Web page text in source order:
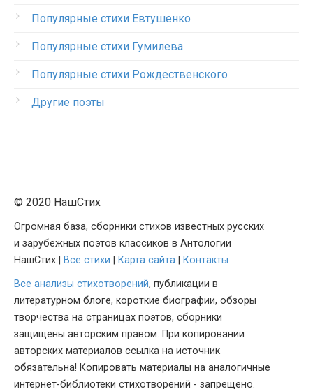
Популярные стихи Евтушенко
Популярные стихи Гумилева
Популярные стихи Рождественского
Другие поэты
© 2020 НашСтих
Огромная база, сборники стихов известных русских
и зарубежных поэтов классиков в Антологии
НашСтих |
Все стихи Карта сайта
Контакты
Все анализы стихотворений, публикации в
литературном блоге, короткие биографии, обзоры
творчества на страницах поэтов, сборники
защищены авторским правом. При копировании
авторских материалов ссылка на источник
обязательна! Копировать материалы на аналогичные
интернет-библиотеки стихотворений - запрещено.